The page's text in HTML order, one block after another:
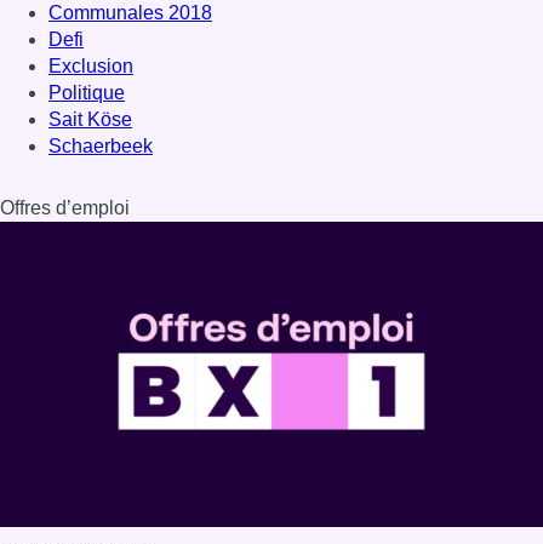
Communales 2018
Defi
Exclusion
Politique
Sait Köse
Schaerbeek
Offres d’emploi